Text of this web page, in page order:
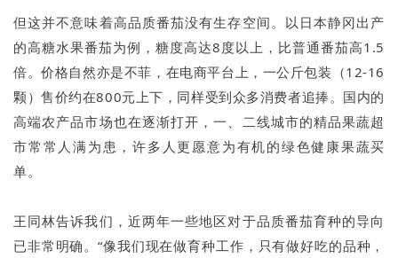
但这并不意味着高品质番茄没有生存空间。以日本静冈出产
的高糖水果番茄为例，糖度高达8度以上，比普通番茄高1.5
倍。价格自然亦是不菲，在电商平台上，一公斤包装（12-16
颗）售价约在800元上下，同样受到众多消费者追捧。国内的
高端农产品市场也在逐渐打开，一、二线城市的精品果蔬超
市常常人满为患，许多人更愿意为有机的绿色健康果蔬买
单。
王同林告诉我们，近两年一些地区对于品质番茄育种的导向
已非常明确。“像我们现在做育种工作，只有做好吃的品种，